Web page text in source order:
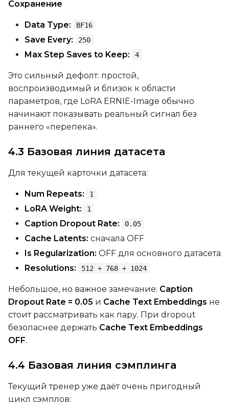
Сохранение
Data Type: BF16
Save Every: 250
Max Step Saves to Keep: 4
Это сильный дефолт: простой,
воспроизводимый и близок к области
параметров, где LoRA ERNIE-Image обычно
начинают показывать реальный сигнал без
раннего «перепека».
4.3 Базовая линия датасета
Для текущей карточки датасета:
Num Repeats: 1
LoRA Weight: 1
Caption Dropout Rate: 0.05
Cache Latents: сначала OFF
Is Regularization: OFF для основного датасета
Resolutions:
512 + 768 + 1024
Небольшое, но важное замечание: Caption
Dropout Rate = 0.05 и Cache Text Embeddings не
стоит рассматривать как пару. При dropout
безопаснее держать Cache Text Embeddings
OFF.
4.4 Базовая линия сэмплинга
Текущий тренер уже даёт очень пригодный
цикл сэмплов: